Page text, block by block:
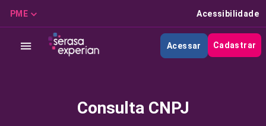
PME Acessibilidade
Acessar Cadastrar
Consulta CNPJ